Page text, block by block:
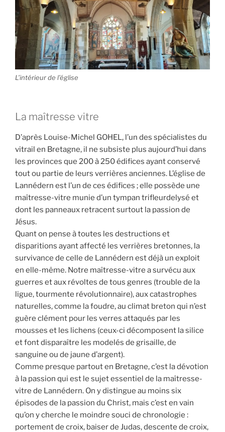
L’intérieur de l’église
La maîtresse vitre
D’après Louise-Michel GOHEL, l’un des spécialistes du
vitrail en Bretagne, il ne subsiste plus aujourd’hui dans
les provinces que 200 à 250 édifices ayant conservé
tout ou partie de leurs verrières anciennes. L’église de
Lannédern est l’un de ces édifices ; elle possède une
maîtresse-vitre munie d’un tympan trifleurdelysé et
dont les panneaux retracent surtout la passion de
Jésus.
Quant on pense à toutes les destructions et
disparitions ayant affecté les verrières bretonnes, la
survivance de celle de Lannédern est déjà un exploit
en elle-même. Notre maîtresse-vitre a survécu aux
guerres et aux révoltes de tous genres (trouble de la
ligue, tourmente révolutionnaire), aux catastrophes
naturelles, comme la foudre, au climat breton qui n’est
guère clément pour les verres attaqués par les
mousses et les lichens (ceux-ci décomposent la silice
et font disparaître les modelés de grisaille, de
sanguine ou de jaune d’argent).
Comme presque partout en Bretagne, c’est la dévotion
à la passion qui est le sujet essentiel de la maîtresse-
vitre de Lannédern. On y distingue au moins six
épisodes de la passion du Christ, mais c’est en vain
qu’on y cherche le moindre souci de chronologie :
portement de croix, baiser de Judas, descente de croix,